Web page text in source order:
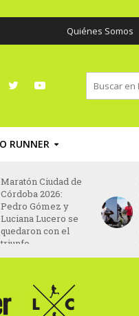
Quiénes Somos
RUNNER
Maratón Ciudad de
Córdoba 2026:
Pedro Gómez y
Luciana Lucero se
quedaron con el
triunfo